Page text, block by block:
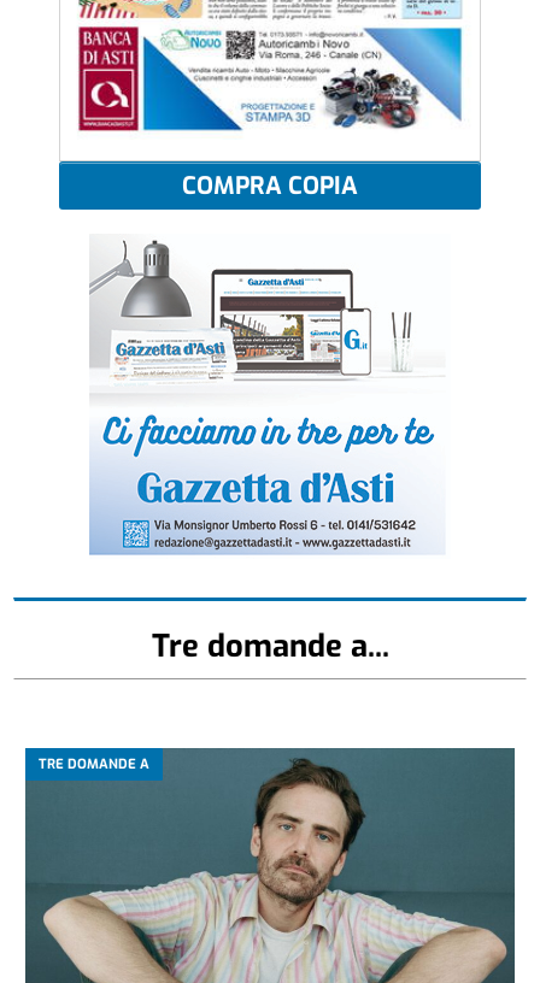
COMPRA COPIA
Tre domande a...
TRE DOMANDE A